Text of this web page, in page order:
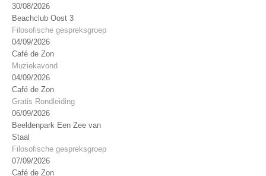
30/08/2026
Beachclub Oost 3
Filosofische gespreksgroep
04/09/2026
Café de Zon
Muziekavond
04/09/2026
Café de Zon
Gratis Rondleiding
06/09/2026
Beeldenpark Een Zee van
Staal
Filosofische gespreksgroep
07/09/2026
Café de Zon